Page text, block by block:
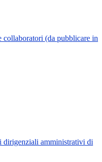
collaboratori (da pubblicare in
dirigenziali amministrativi di